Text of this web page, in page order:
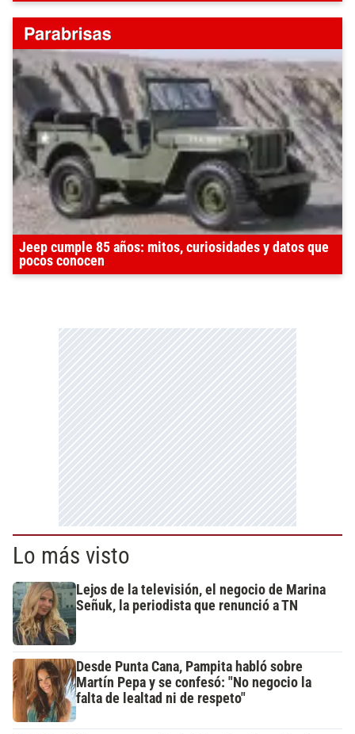
Jeep cumple 85 años: mitos, curiosidades y datos que
pocos conocen
Lo más visto
Lejos de la televisión, el negocio de Marina
Señuk, la periodista que renunció a TN
Desde Punta Cana, Pampita habló sobre
Martín Pepa y se confesó: "No negocio la
falta de lealtad ni de respeto"